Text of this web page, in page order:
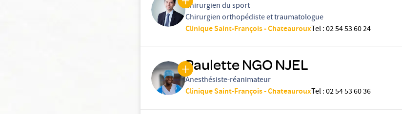
Chirurgien du sport
Chirurgien orthopédiste et traumatologue
Clinique Saint-François - ChateaurouxTel:02 54 53 60 24
Paulette NGO NJEL
Anesthésiste-réanimateur
Clinique Saint-François - ChateaurouxTel:02 54 53 60 36